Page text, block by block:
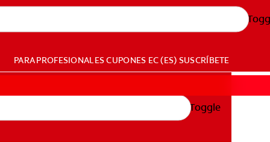
PARA PROFESIONALESCUPONES EC (ES) SUSCRÍBETE
Toggle